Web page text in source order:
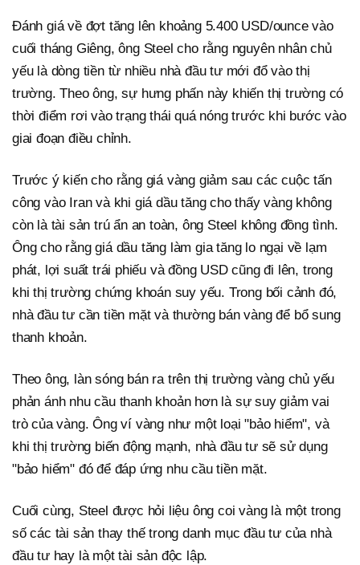
Đánh giá về đợt tăng lên khoảng 5.400 USD/ounce vào
cuối tháng Giêng, ông Steel cho rằng nguyên nhân chủ
yếu là dòng tiền từ nhiều nhà đầu tư mới đổ vào thị
trường. Theo ông, sự hưng phấn này khiến thị trường có
thời điểm rơi vào trạng thái quá nóng trước khi bước vào
giai đoạn điều chỉnh.
Trước ý kiến cho rằng giá vàng giảm sau các cuộc tấn
công vào Iran và khi giá dầu tăng cho thấy vàng không
còn là tài sản trú ẩn an toàn, ông Steel không đồng tình.
Ông cho rằng giá dầu tăng làm gia tăng lo ngại về lạm
phát, lợi suất trái phiếu và đồng USD cũng đi lên, trong
khi thị trường chứng khoán suy yếu. Trong bối cảnh đó,
nhà đầu tư cần tiền mặt và thường bán vàng để bổ sung
thanh khoản.
Theo ông, làn sóng bán ra trên thị trường vàng chủ yếu
phản ánh nhu cầu thanh khoản hơn là sự suy giảm vai
trò của vàng. Ông ví vàng như một loại "bảo hiểm", và
khi thị trường biến động mạnh, nhà đầu tư sẽ sử dụng
"bảo hiểm" đó để đáp ứng nhu cầu tiền mặt.
Cuối cùng, Steel được hỏi liệu ông coi vàng là một trong
số các tài sản thay thế trong danh mục đầu tư của nhà
đầu tư hay là một tài sản độc lập.